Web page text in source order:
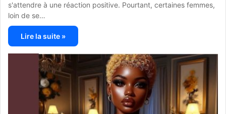
s'attendre à une réaction positive. Pourtant, certaines femmes,
loin de se…
Lire la suite »